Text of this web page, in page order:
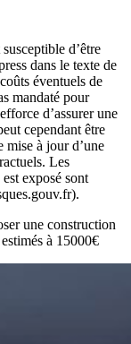
d’être
dans le texte de
éventuels de
mandaté pour
d’assurer une
cependant être
mise à jour d’une
Les
exposé sont
une construction
à 15000€